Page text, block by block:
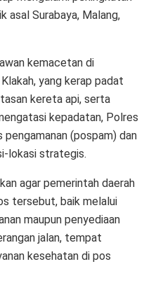
asal Surabaya, Malang,
kemacetan di
yang kerap padat
kereta api, serta
kepadatan, Polres
(pospam) dan
lokasi strategis.
agar pemerintah daerah
tersebut, baik melalui
maupun penyediaan
jalan, tempat
kesehatan di pos